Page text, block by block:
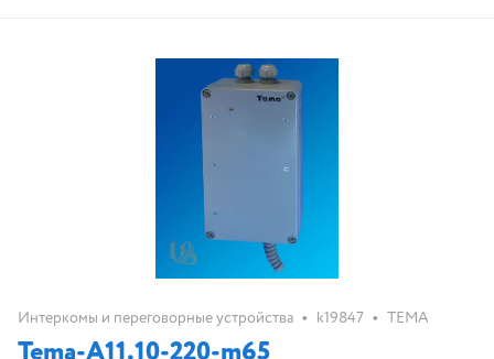
Интеркомы и переговорные устройства • k19847 • ТЕМА